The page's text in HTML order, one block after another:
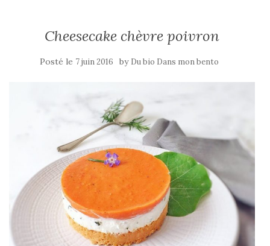
Cheesecake chèvre poivron
Posté le 7 juin 2016 by Du bio Dans mon bento